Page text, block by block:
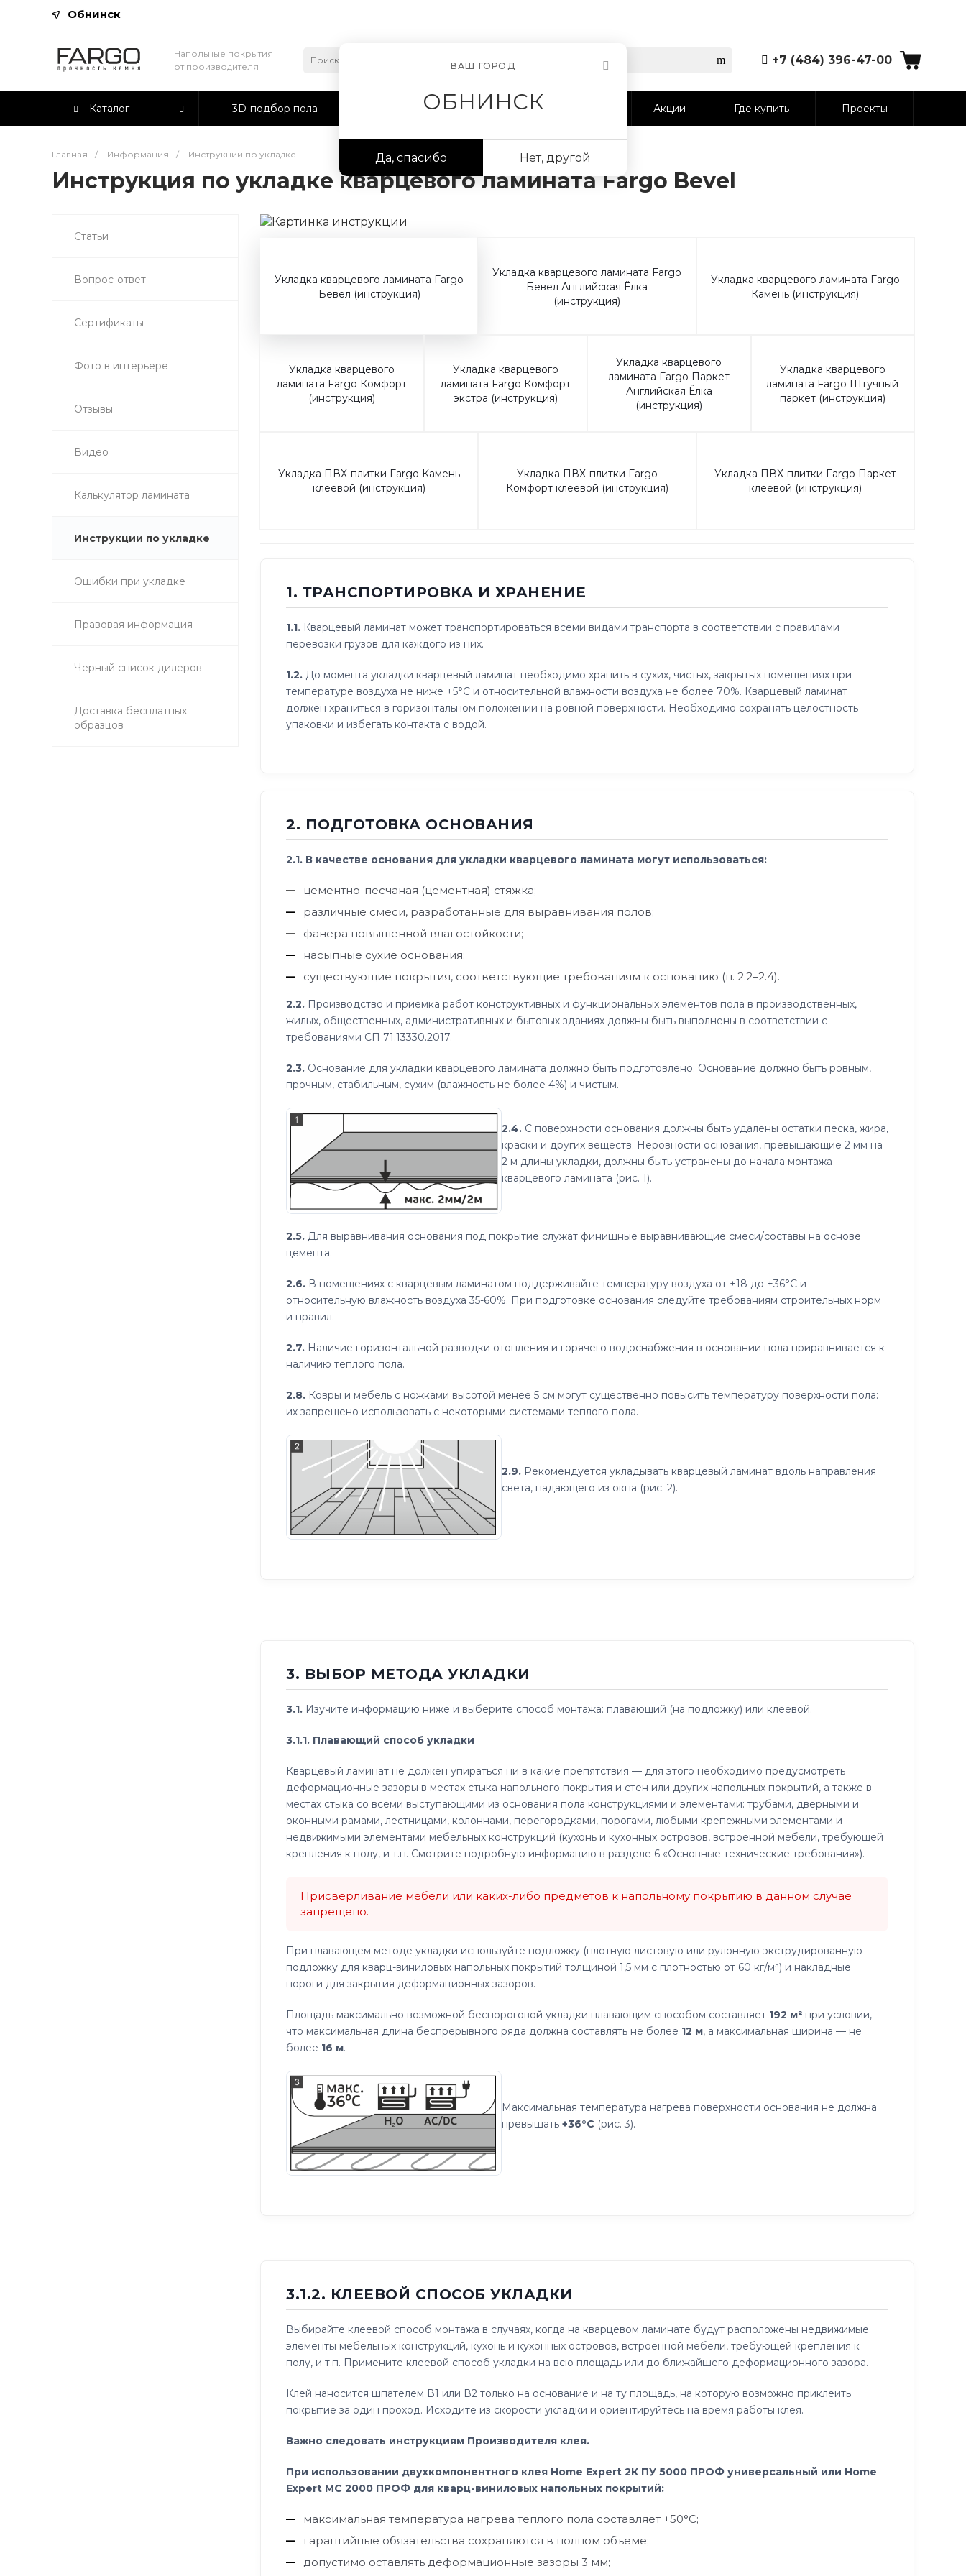
Обнинск
ВАШ ГОРОД
ОБНИНСК
Да, спасибо Нет, другой
Напольные покрытия
от производителя
+7 (484) 396-47-00
Каталог 3D-подбор пола Сотрудничество Информация Акции Где купить Проекты
Главная / Информация / Инструкции по укладке
Инструкция по укладке кварцевого ламината Fargo Bevel
Статьи
Вопрос-ответ
Сертификаты
Фото в интерьере
Отзывы
Видео
Калькулятор ламината
Инструкции по укладке
Ошибки при укладке
Правовая информация
Черный список дилеров
Доставка бесплатных
образцов
Укладка кварцевого ламината Fargo
Бевел (инструкция)
Укладка кварцевого ламината Fargo
Бевел Английская Ёлка
(инструкция)
Укладка кварцевого ламината Fargo
Камень (инструкция)
Укладка кварцевого
ламината Fargo Комфорт
(инструкция)
Укладка кварцевого
ламината Fargo Комфорт
экстра (инструкция)
Укладка кварцевого
ламината Fargo Паркет
Английская Ёлка
(инструкция)
Укладка кварцевого
ламината Fargo Штучный
паркет (инструкция)
Укладка ПВХ-плитки Fargo Камень
клеевой (инструкция)
Укладка ПВХ-плитки Fargo
Комфорт клеевой (инструкция)
Укладка ПВХ-плитки Fargo Паркет
клеевой (инструкция)
1. ТРАНСПОРТИРОВКА И ХРАНЕНИЕ
1.1. Кварцевый ламинат может транспортироваться всеми видами транспорта в соответствии с правилами
перевозки грузов для каждого из них.
1.2. До момента укладки кварцевый ламинат необходимо хранить в сухих, чистых, закрытых помещениях при
температуре воздуха не ниже +5°C и относительной влажности воздуха не более 70%. Кварцевый ламинат
должен храниться в горизонтальном положении на ровной поверхности. Необходимо сохранять целостность
упаковки и избегать контакта с водой.
2. ПОДГОТОВКА ОСНОВАНИЯ
2.1. В качестве основания для укладки кварцевого ламината могут использоваться:
цементно-песчаная (цементная) стяжка;
различные смеси, разработанные для выравнивания полов;
фанера повышенной влагостойкости;
насыпные сухие основания;
существующие покрытия, соответствующие требованиям к основанию (п. 2.2–2.4).
2.2. Производство и приемка работ конструктивных и функциональных элементов пола в производственных,
жилых, общественных, административных и бытовых зданиях должны быть выполнены в соответствии с
требованиями СП 71.13330.2017.
2.3. Основание для укладки кварцевого ламината должно быть подготовлено. Основание должно быть ровным,
прочным, стабильным, сухим (влажность не более 4%) и чистым.
2.4. С поверхности основания должны быть удалены остатки песка, жира,
краски и других веществ. Неровности основания, превышающие 2 мм на
2 м длины укладки, должны быть устранены до начала монтажа
кварцевого ламината (рис. 1).
2.5. Для выравнивания основания под покрытие служат финишные выравнивающие смеси/составы на основе
цемента.
2.6. В помещениях с кварцевым ламинатом поддерживайте температуру воздуха от +18 до +36°C и
относительную влажность воздуха 35-60%. При подготовке основания следуйте требованиям строительных норм
и правил.
2.7. Наличие горизонтальной разводки отопления и горячего водоснабжения в основании пола приравнивается к
наличию теплого пола.
2.8. Ковры и мебель с ножками высотой менее 5 см могут существенно повысить температуру поверхности пола:
их запрещено использовать с некоторыми системами теплого пола.
2.9. Рекомендуется укладывать кварцевый ламинат вдоль направления
света, падающего из окна (рис. 2).
3. ВЫБОР МЕТОДА УКЛАДКИ
3.1. Изучите информацию ниже и выберите способ монтажа: плавающий (на подложку) или клеевой.
3.1.1. Плавающий способ укладки
Кварцевый ламинат не должен упираться ни в какие препятствия — для этого необходимо предусмотреть
деформационные зазоры в местах стыка напольного покрытия и стен или других напольных покрытий, а также в
местах стыка со всеми выступающими из основания пола конструкциями и элементами: трубами, дверными и
оконными рамами, лестницами, колоннами, перегородками, порогами, любыми крепежными элементами и
недвижимыми элементами мебельных конструкций (кухонь и кухонных островов, встроенной мебели, требующей
крепления к полу, и т.п. Смотрите подробную информацию в разделе 6 «Основные технические требования»).
Присверливание мебели или каких-либо предметов к напольному покрытию в данном случае
запрещено.
При плавающем методе укладки используйте подложку (плотную листовую или рулонную экструдированную
подложку для кварц-виниловых напольных покрытий толщиной 1,5 мм с плотностью от 60 кг/м³) и накладные
пороги для закрытия деформационных зазоров.
Площадь максимально возможной беспороговой укладки плавающим способом составляет 192 м² при условии,
что максимальная длина беспрерывного ряда должна составлять не более 12 м, а максимальная ширина — не
более 16 м.
Максимальная температура нагрева поверхности основания не должна
превышать +36°C (рис. 3).
3.1.2. КЛЕЕВОЙ СПОСОБ УКЛАДКИ
Выбирайте клеевой способ монтажа в случаях, когда на кварцевом ламинате будут расположены недвижимые
элементы мебельных конструкций, кухонь и кухонных островов, встроенной мебели, требующей крепления к
полу, и т.п. Примените клеевой способ укладки на всю площадь или до ближайшего деформационного зазора.
Клей наносится шпателем В1 или В2 только на основание и на ту площадь, на которую возможно приклеить
покрытие за один проход. Исходите из скорости укладки и ориентируйтесь на время работы клея.
Важно следовать инструкциям Производителя клея.
При использовании двухкомпонентного клея Home Expert 2К ПУ 5000 ПРОФ универсальный или Home
Expert МС 2000 ПРОФ для кварц-виниловых напольных покрытий:
максимальная температура нагрева теплого пола составляет +50°C;
гарантийные обязательства сохраняются в полном объеме;
допустимо оставлять деформационные зазоры 3 мм;